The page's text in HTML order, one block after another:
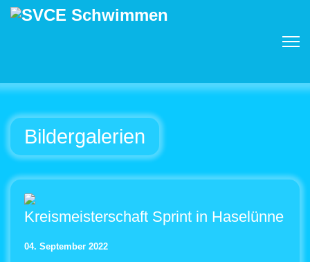
Bildergalerien
Kreismeisterschaft Sprint in Haselünne
04. September 2022